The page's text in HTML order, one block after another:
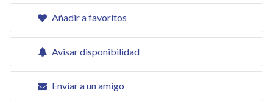
Añadir a favoritos
Avisar disponibilidad
Enviar a un amigo